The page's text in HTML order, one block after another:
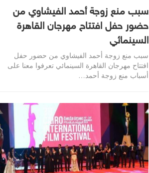
سبب منع زوجة أحمد الفيشاوي من
حضور حفل افتتاح مهرجان القاهرة
السينمائي
سبب منع زوجة أحمد الفيشاوي من حضور حفل
افتتاح مهرجان القاهرة السينمائي تعرفوا معنا على
أسباب منع زوجة أحمد…